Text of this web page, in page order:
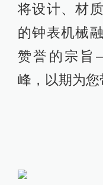
将设计、材
的钟表机械
赞誉的宗
峰，以期为您